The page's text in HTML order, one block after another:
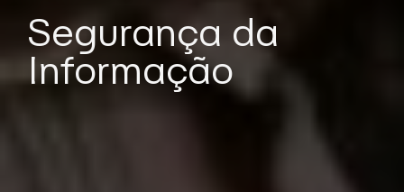
Segurança da
Informação